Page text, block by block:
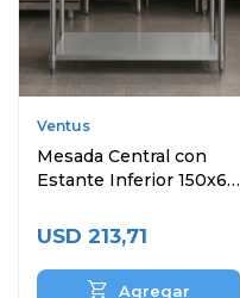
Ventus
Mesada Central con
Estante Inferior 150x60
USD 213,71